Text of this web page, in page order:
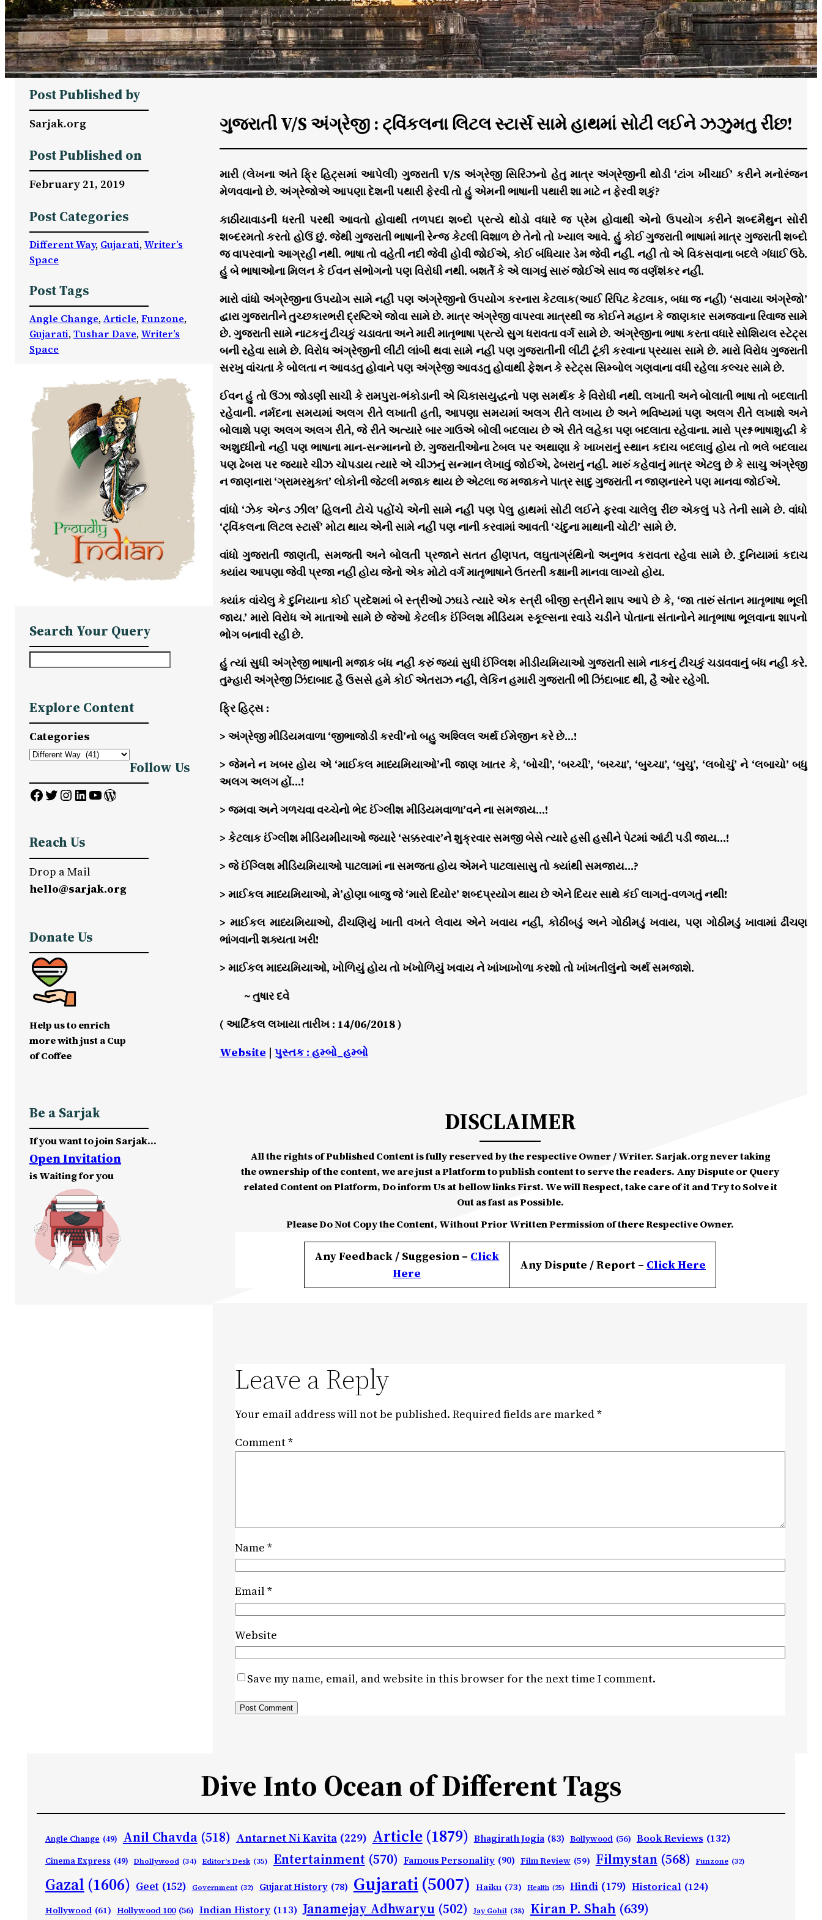
Post Published by
Sarjak.org
Post Published on
February 21, 2019
Post Categories
Different Way, Gujarati, Writer’s
Space
Post Tags
Angle Change, Article, Funzone
Gujarati, Tushar Dave, Writer’s
Space
Search Your Query
r
c
h
Explore Content
Categories
Follow Us
Facebook Twitter InstagramLinkedIn YouTube WordPress
Reach Us
Drop a Mail
hello@sarjak.org
Donate Us
Help us to enrich
more with just a Cup
of Coffee
Be a Sarjak
If you want to join Sarjak…
Open Invitation
is Waiting for you
ગુજરાતી V/S અંગ્રેજી : ટ્વિંકલના લિટલ સ્ટાર્સ સામે હાથમાં સોટી લઈને ઝઝુમતુ રીંછ!
મારી (લેખના અંતે ફ્રિ હિટ્સમાં આપેલી) ગુજરાતી V/S અંગ્રેજી સિરિઝનો હેતુ માત્ર અંગ્રેજીની થોડી ‘ટાંગ ખીંચાઈ’ કરીને મનોરંજન
મેળવવાનો છે. અંગ્રેજોએ આપણા દેશની પથારી ફેરવી તો હું એમની ભાષાની પથારી શા માટે ન ફેરવી શકું?
કાઠીયાવાડની ધરતી પરથી આવતો હોવાથી તળપદા શબ્દો પ્રત્યે થોડો વધારે જ પ્રેમ હોવાથી એનો ઉપયોગ કરીને શબ્દમૈથુન સોરી
શબ્દરમતો કરતો હોઉં છું. જેથી ગુજરાતી ભાષાની રેન્જ કેટલી વિશાળ છે તેનો તો ખ્યાલ આવે. હું કોઈ ગુજરાતી ભાષામાં માત્ર ગુજરાતી શબ્દો
જ વાપરવાનો આગ્રહી નથી. ભાષા તો વહેતી નદી જેવી હોવી જોઈએ, કોઈ બંધિયાર ડેમ જેવી નહીં. નહીં તો એ વિકસવાના બદલે ગંધાઈ ઉઠે.
હું બે ભાષાઓના મિલન કે ઈવન સંભોગનો પણ વિરોધી નથી. બશર્તે કે એ લાગવું સારું જોઈએ સાવ જ વર્ણશંકર નહીં.
મારો વાંધો અંગ્રેજીના ઉપયોગ સામે નહીં પણ અંગ્રેજીનો ઉપયોગ કરનારા કેટલાક(આઈ રિપિટ કેટલાક, બધા જ નહીં) ‘સવાયા અંગ્રેજો’
દ્વારા ગુજરાતીને તુચ્છકારભરી દ્રષ્ટિએ જોવા સામે છે. માત્ર અંગ્રેજી વાપરવા માત્રથી જ કોઈને મહાન કે જાણકાર સમજવાના રિવાજ સામે
છે. ગુજરાતી સામે નાટકનું ટીચકું ચડાવતા અને મારી માતૃભાષા પ્રત્યે સુગ ધરાવતા વર્ગ સામે છે. અંગ્રેજીના ભાષા કરતા વધારે સોશિયલ સ્ટેટ્સ
બની રહેવા સામે છે. વિરોધ અંગ્રેજીની લીટી લાંબી થવા સામે નહીં પણ ગુજરાતીની લીટી ટૂંકી કરવાના પ્રયાસ સામે છે. મારો વિરોધ ગુજરાતી
સરખુ વાંચતા કે બોલતા ન આવડતુ હોવાને પણ અંગ્રેજી આવડતુ હોવાથી ફેશન કે સ્ટેટ્સ સિમ્બોલ ગણવાના વધી રહેલા કલ્ચર સામે છે.
ઈવન હું તો ઉંઝા જોડણી સાચી કે રામપુરા-ભંકોડાની એ ચિકાસયુદ્ધનો પણ સમર્થક કે વિરોધી નથી. લખાતી અને બોલાતી ભાષા તો બદલાતી
રહેવાની. નર્મદના સમયમાં અલગ રીતે લખાતી હતી, આપણા સમયમાં અલગ રીતે લખાય છે અને ભવિષ્યમાં પણ અલગ રીતે લખાશે અને
બોલાશે પણ અલગ અલગ રીતે, જે રીતે અત્યારે બાર ગાઉએ બોલી બદલાય છે એ રીતે લહેકા પણ બદલાતા રહેવાના. મારો પ્રશ્ન ભાષાશુદ્ધી કે
અશુધ્ધીનો નહીં પણ ભાષાના માન-સન્માનનો છે. ગુજરાતીઓના ટેબલ પર અથાણા કે ખાખરાનું સ્થાન કદાચ બદલાવું હોય તો ભલે બદલાય
પણ ઢેબરા પર જ્યારે ચીઝ ચોપડાય ત્યારે એ ચીઝનું સન્માન લેખાવું જોઈએ, ઢેબરાનું નહીં. મારું કહેવાનું માત્ર એટલુ છે કે સાચુ અંગ્રેજી
ન જાણનારા ‘ગ્રામરમુક્ત’ લોકોની જેટલી મજાક થાય છે એટલા જ મજાકને પાત્ર સાદુ ગુજરાતી ન જાણનારને પણ માનવા જોઈએ.
વાંધો ‘ઝેક એન્ડ ઝીલ’ હિલની ટોચે પહોંચે એની સામે નહીં પણ પેલુ હાથમાં સોટી લઈને ફરવા ચાલેલુ રીંછ એકલું પડે તેની સામે છે. વાંધો
‘ટ્વિંકલના લિટલ સ્ટાર્સ’ મોટા થાય એની સામે નહીં પણ નાની કરવામાં આવતી ‘ચંદુના માથાની ચોટી’ સામે છે.
વાંધો ગુજરાતી જાણતી, સમજતી અને બોલતી પ્રજાને સતત હીણપત, લઘુતાગ્રંથિનો અનુભવ કરાવતા રહેવા સામે છે. દુનિયામાં કદાચ
ક્યાંય આપણા જેવી પ્રજા નહીં હોય જેનો એક મોટો વર્ગ માતૃભાષાને ઉતરતી કક્ષાની માનવા લાગ્યો હોય.
ક્યાંક વાંચેલુ કે દુનિયાના કોઈ પ્રદેશમાં બે સ્ત્રીઓ ઝઘડે ત્યારે એક સ્ત્રી બીજી સ્ત્રીને શાપ આપે છે કે, ‘જા તારું સંતાન માતૃભાષા ભૂલી
જાય.’ મારો વિરોધ એ માતાઓ સામે છે જેઓ કેટલીક ઈંગ્લિશ મીડિયમ સ્કૂલ્સના રવાડે ચડીને પોતાના સંતાનોને માતૃભાષા ભૂલવાના શાપનો
ભોગ બનાવી રહી છે.
હું ત્યાં સુધી અંગ્રેજી ભાષાની મજાક બંધ નહીં કરું જ્યાં સુધી ઈંગ્લિશ મીડીયમિયાઓ ગુજરાતી સામે નાકનું ટીચકું ચડાવવાનું બંધ નહીં કરે.
તુમ્હારી અંગ્રેજી ઝિંદાબાદ હૈ ઉસસે હમે કોઈ એતરાઝ નહીં, લેકિન હમારી ગુજરાતી ભી ઝિંદાબાદ થી, હૈ ઓર રહેગી.
ફ્રિ હિટ્સ :
> અંગ્રેજી મીડિયમવાળા ‘જીભાજોડી કરવી’નો બહુ અશ્લિલ અર્થ ઈમેજીન કરે છે…!
> જેમને ન ખબર હોય એ ‘માઈકલ માધ્યમિયાઓ’ની જાણ ખાતર કે, ‘બોચી’, ‘બચ્ચી’, ‘બચ્ચા’, ‘બુચ્ચા’, ‘બુચુ’, ‘લબોચું’ ને ‘લબાચો’ બધુ
અલગ અલગ હોં…!
> જમવા અને ગળચવા વચ્ચેનો ભેદ ઈંગ્લીશ મીડિયમવાળા’વને ના સમજાય…!
> કેટલાક ઈંગ્લીશ મીડિયમીયાઓ જ્યારે ‘સક્કરવાર’ને શુક્રવાર સમજી બેસે ત્યારે હસી હસીને પેટમાં આંટી પડી જાય…!
> જે ઈંગ્લિશ મીડિયમિયાઓ પાટલામાં ના સમજતા હોય એમને પાટલાસાસુ તો ક્યાંથી સમજાય…?
> માઈકલ માધ્યમિયાઓ, મે’હોણા બાજુ જે ‘મારો દિયોર’ શબ્દપ્રયોગ થાય છે એને દિયર સાથે કંઈ લાગતું-વળગતું નથી!
> માઈકલ માધ્યમિયાઓ, ઢીંચણિયું ખાતી વખતે લેવાય એને ખવાય નહીં, કોઠીંબડું અને ગોઠીમડું ખવાય, પણ ગોઠીમડું ખાવામાં ઢીંચણ
ભાંગવાની શક્યતા ખરી!
> માઈકલ માધ્યમિયાઓ, ખોળિયું હોય તો ખંખોળિયું ખવાય ને ખાંખાખોળા કરશો તો ખાંખતીલુંનો અર્થ સમજાશે.
~ તુષાર દવે
( આર્ટિકલ લખાયા તારીખ : 14/06/2018 )
Website | પુસ્તક : હમ્બો_હમ્બો
DISCLAIMER
All the rights of Published Content is fully reserved by the respective Owner / Writer. Sarjak.org never taking
the ownership of the content, we are just a Platform to publish content to serve the readers. Any Dispute or Query
related Content on Platform, Do inform Us at bellow links First. We will Respect, take care of it and Try to Solve it
Out as fast as Possible.
Please Do Not Copy the Content, Without Prior Written Permission of there Respective Owner.
Any Feedback / Suggesion – Click
Here
Any Dispute / Report – ClickHere
Leave a Reply
Your email address will not be published. Required fields are marked*
Comment*
Name *
Email*
Website
Save my name, email, and website in this browser for the next time I comment.
Dive Into Ocean of Different Tags
Angle Change (49) Anil Chavda (518) Antarnet Ni Kavita (229) Article (1879) Bhagirath Jogia (83) Bollywood (56) Book Reviews (132)
Cinema Express (49) Dhollywood (34) Editor's Desk (35) Entertainment (570) Famous Personality (90) Film Review (59) Filmystan (568) Funzone (32)
Gazal (1606) Geet (152) Government (32) Gujarat History (78) Gujarati(5007) Haiku (73) Health (25) Hindi (179) Historical (124)
Hollywood (61) Hollywood 100 (56) Indian History (113) Janamejay Adhwaryu (502) Jay Gohil (38) Kiran P. Shah (639)